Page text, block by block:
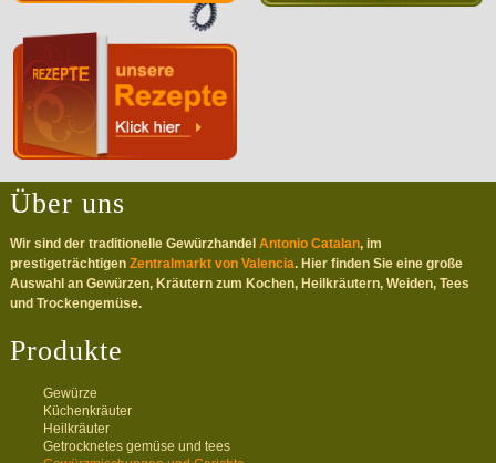
Über uns
Wir sind der traditionelle Gewürzhandel Antonio Catalan, im
prestigeträchtigen Zentralmarkt von Valencia. Hier finden Sie eine große
Auswahl an Gewürzen, Kräutern zum Kochen, Heilkräutern, Weiden, Tees
und Trockengemüse.
Produkte
Gewürze
Küchenkräuter
Heilkräuter
Getrocknetes gemüse und tees